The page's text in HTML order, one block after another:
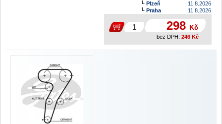
Plzeň
11.8.2026
Praha
11.8.2026
298 Kč
bez DPH: 246 Kč